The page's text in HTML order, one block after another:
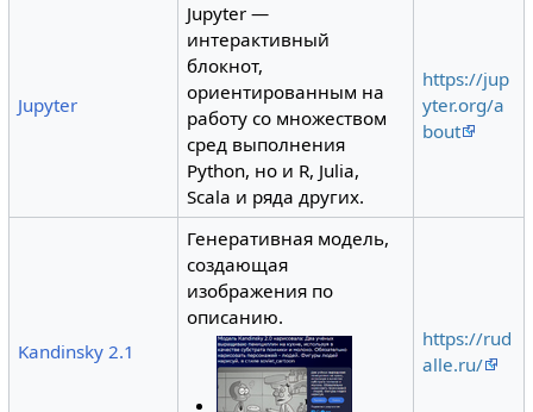
Jupyter
Jupyter —
интерактивный
блокнот,
ориентированным на
работу со множеством
сред выполнения
Python, но и R, Julia,
Scala и ряда других.
https://jup
yter.org/a
bout
Kandinsky 2.1
Генеративная модель,
создающая
изображения по
описанию.
https://rud
alle.ru/